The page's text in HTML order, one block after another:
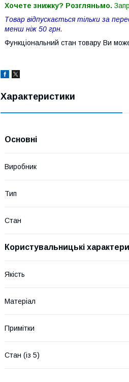
Хочете знижку? Розгляньмо.
Товар відпускається тільки за
менш ніж 50 грн.
Функціональний стан товару Ви
Характеристики
Основні
Виробник
Тип
Стан
Користувальницькі
Якість
Матеріал
Примітки
Стан (із 5)